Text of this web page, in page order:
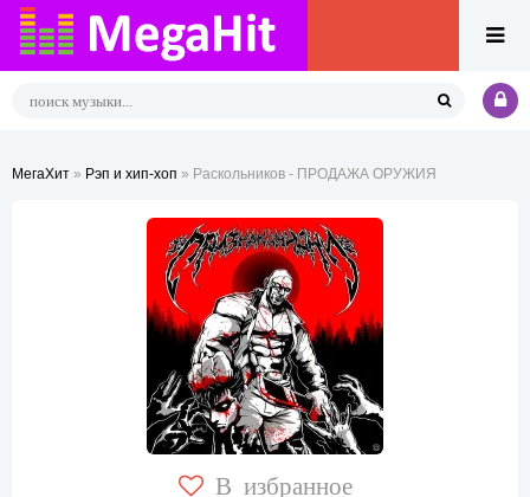
МегаХит » Рэп и хип-хоп » Раскольников - ПРОДАЖА ОРУЖИЯ
В избранное